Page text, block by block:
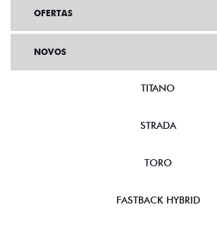
OFERTAS
NOVOS
TITANO
STRADA
TORO
FASTBACK HYBRID